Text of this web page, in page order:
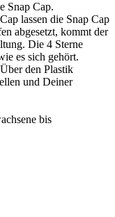
Snap Cap.
lassen die Snap Cap
abgesetzt, kommt der
Die 4 Sterne
es sich gehört.
den Plastik
und Deiner
bis